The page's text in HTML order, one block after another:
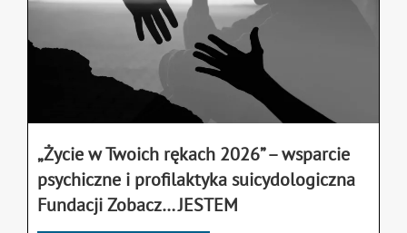
„Życie w Twoich rękach 2026” – wsparcie
psychiczne i profilaktyka suicydologiczna
Fundacji Zobacz… JESTEM